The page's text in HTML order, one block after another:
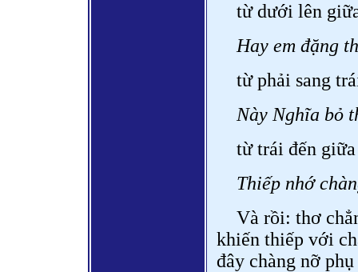
từ dưới lên
Hay em đặng
từ phải sang
Này Nghĩa bỏ
từ trái đến
Thiếp nhớ
Và rồi: thơ
khiến thiếp với
đây chàng nỡ